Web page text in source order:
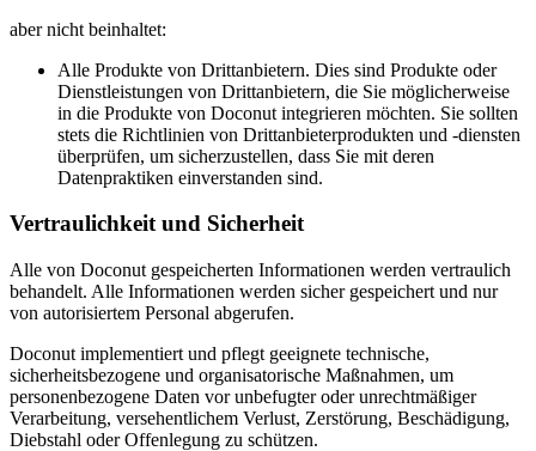
aber nicht beinhaltet:
Alle Produkte von Drittanbietern. Dies sind Produkte oder
Dienstleistungen von Drittanbietern, die Sie möglicherweise
in die Produkte von Doconut integrieren möchten. Sie sollten
stets die Richtlinien von Drittanbieterprodukten und -diensten
überprüfen, um sicherzustellen, dass Sie mit deren
Datenpraktiken einverstanden sind.
Vertraulichkeit und Sicherheit
Alle von Doconut gespeicherten Informationen werden vertraulich
behandelt. Alle Informationen werden sicher gespeichert und nur
von autorisiertem Personal abgerufen.
Doconut implementiert und pflegt geeignete technische,
sicherheitsbezogene und organisatorische Maßnahmen, um
personenbezogene Daten vor unbefugter oder unrechtmäßiger
Verarbeitung, versehentlichem Verlust, Zerstörung, Beschädigung,
Diebstahl oder Offenlegung zu schützen.